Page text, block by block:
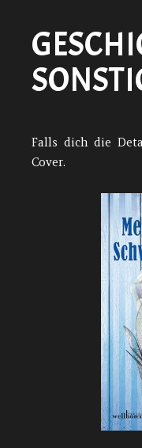
Falls dich die
Cover.